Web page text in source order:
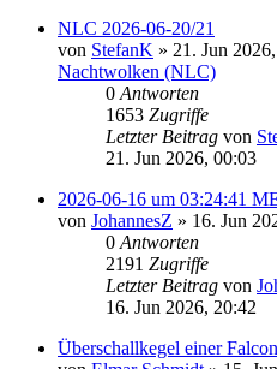
NLC 2026-06-20/21
von StefanK » 21. Jun
Nachtwolken (NLC)
0 Antworten
1653 Zugriffe
Letzter Beitrag von
21. Jun 2026, 00:03
2026-06-16 um 03:24:41
von JohannesZ » 16. Jun
0 Antworten
2191 Zugriffe
Letzter Beitrag von
16. Jun 2026, 20:42
Überschallkegel einer